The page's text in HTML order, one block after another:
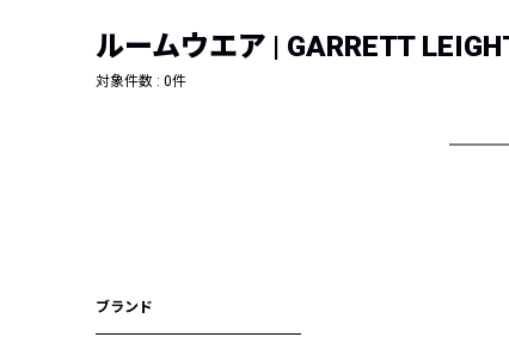
新着アイテム
編集部のおすすめアイテム
コーディネート
ルームウエア | GARRETT
対象件数 : 0件
ブランド